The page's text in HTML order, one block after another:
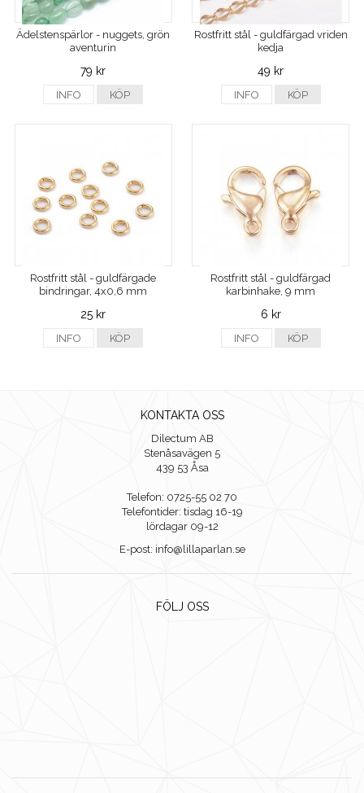
Ädelstenspärlor - nuggets, grön
aventurin
79 kr
INFO KÖP
Rostfritt stål - guldfärgad vriden
kedja
49 kr
INFO KÖP
Rostfritt stål - guldfärgade
bindringar, 4x0,6 mm
25 kr
INFO KÖP
Rostfritt stål - guldfärgad
karbinhake, 9 mm
6 kr
INFO KÖP
KONTAKTA OSS
Dilectum AB
Stenåsavägen 5
439 53 Åsa
Telefon: 0725-55 02 70
Telefontider: tisdag 16-19
lördagar 09-12
E-post: info@lillaparlan.se
FÖLJ OSS